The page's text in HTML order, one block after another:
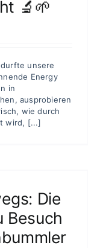
🔬🌱
unsere
Energy
in
ausprobieren
wie durch
wird, [...]
Die
Besuch